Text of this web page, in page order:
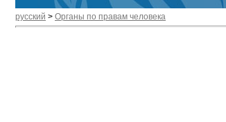
русский > Органы по правам человека